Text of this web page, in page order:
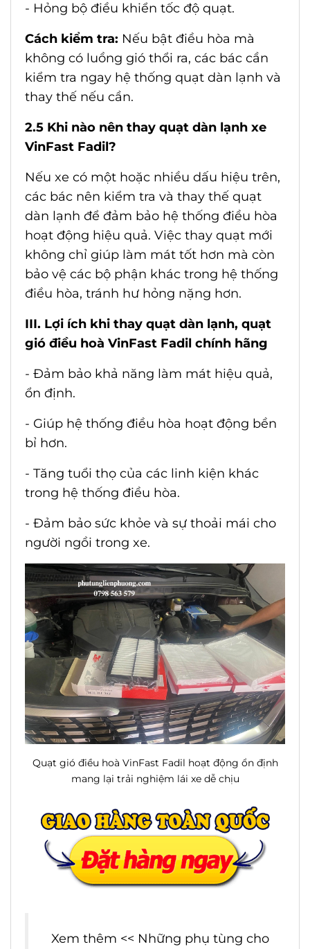
- Hỏng bộ điều khiển tốc độ quạt.
Cách kiểm tra: Nếu bật điều hòa mà
không có luồng gió thổi ra, các bác cần
kiểm tra ngay hệ thống quạt dàn lạnh và
thay thế nếu cần.
2.5 Khi nào nên thay quạt dàn lạnh xe
VinFast Fadil?
Nếu xe có một hoặc nhiều dấu hiệu trên,
các bác nên kiểm tra và thay thế quạt
dàn lạnh để đảm bảo hệ thống điều hòa
hoạt động hiệu quả. Việc thay quạt mới
không chỉ giúp làm mát tốt hơn mà còn
bảo vệ các bộ phận khác trong hệ thống
điều hòa, tránh hư hỏng nặng hơn.
III. Lợi ích khi thay quạt dàn lạnh, quạt
gió điều hoà VinFast Fadil chính hãng
- Đảm bảo khả năng làm mát hiệu quả,
ổn định.
- Giúp hệ thống điều hòa hoạt động bền
bỉ hơn.
- Tăng tuổi thọ của các linh kiện khác
trong hệ thống điều hòa.
- Đảm bảo sức khỏe và sự thoải mái cho
người ngồi trong xe.
Quạt gió điều hoà VinFast Fadil hoạt động ổn định
mang lại trải nghiệm lái xe dễ chịu
Xem thêm << Những phụ tùng cho